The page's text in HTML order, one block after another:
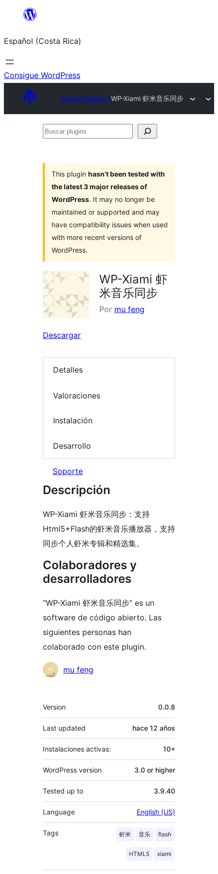
Saltar
contenido
Español (Costa Rica)
Consigue WordPress
Plugin DirectoryWP-Xiami 虾米音乐同步
Buscar
This plugin hasn’t been tested with
the latest 3 major releases of
WordPress. It may no longer be
maintained or supported and may
have compatibility issues when used
with more recent versions of
WordPress.
WP-Xiami 虾
米音乐同步
Por mu feng
Descargar
Detalles
Valoraciones
Instalación
Desarrollo
Soporte
Descripción
WP-Xiami 虾米音乐同步：支持
Html5+Flash的虾米音乐播放器，支持
同步个人虾米专辑和精选集。
Colaboradores y
desarrolladores
“WP-Xiami 虾米音乐同步” es un
software de código abierto. Las
siguientes personas han
colaborado con este plugin.
Colaboradores
mu feng
Meta
Version 0.0.8
Last updated hace 12 años
Instalaciones activas: 10+
WordPress version 3.0 or higher
Tested up to 3.9.40
Language English (US)
Tags 虾米 音乐 flash
HTML5 xiami